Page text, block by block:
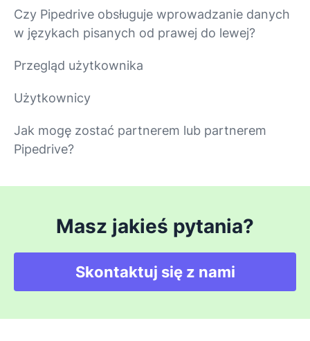
Czy Pipedrive obsługuje wprowadzanie danych
w językach pisanych od prawej do lewej?
Przegląd użytkownika
Użytkownicy
Jak mogę zostać partnerem lub partnerem
Pipedrive?
Masz jakieś pytania?
Skontaktuj się z nami